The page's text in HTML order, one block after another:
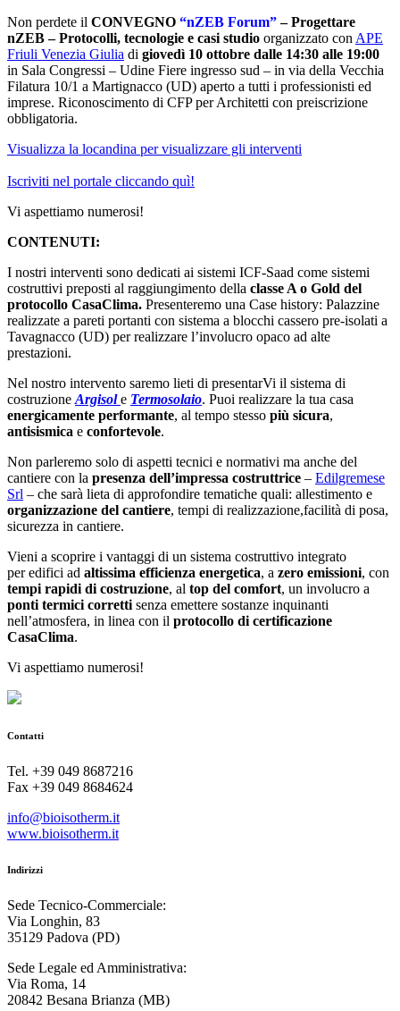
Non perdete il CONVEGNO “nZEB Forum”– Progettare
nZEB – Protocolli, tecnologie e casi studio organizzato con APE
Friuli Venezia Giulia di giovedì 10 ottobre dalle 14:30 alle 19:00
in Sala Congressi – Udine Fiere ingresso sud – in via della Vecchia
Filatura 10/1 a Martignacco (UD) aperto a tutti i professionisti ed
imprese. Riconoscimento di CFP per Architetti con preiscrizione
obbligatoria.
Visualizza la locandina per visualizzare gli interventi
Iscriviti nel portale cliccando quì!
Vi aspettiamo numerosi!
CONTENUTI:
I nostri interventi sono dedicati ai sistemi ICF-Saad come sistemi
costruttivi preposti al raggiungimento della classe A o Gold del
protocollo CasaClima. Presenteremo una Case history: Palazzine
realizzate a pareti portanti con sistema a blocchi cassero pre-isolati a
Tavagnacco (UD) per realizzare l’involucro opaco ad alte
prestazioni.
Nel nostro intervento saremo lieti di presentarVi il sistema di
costruzione Argisol e Termosolaio. Puoi realizzare la tua casa
energicamente performante, al tempo stesso più sicura,
antisismica e confortevole.
Non parleremo solo di aspetti tecnici e normativi ma anche del
cantiere con la presenza dell’impressa costruttrice – Edilgremese
Srl – che sarà lieta di approfondire tematiche quali: allestimento e
organizzazione del cantiere, tempi di realizzazione,facilità di posa,
sicurezza in cantiere.
Vieni a scoprire i vantaggi di un sistema costruttivo integrato
per edifici ad altissima efficienza energetica, a zero emissioni, con
tempi rapidi di costruzione, al top del comfort, un involucro a
ponti termici corretti senza emettere sostanze inquinanti
nell’atmosfera, in linea con il protocollo di certificazione
CasaClima.
Vi aspettiamo numerosi!
Contatti
Tel. +39 049 8687216
Fax +39 049 8684624
info@bioisotherm.it
www.bioisotherm.it
Indirizzi
Sede Tecnico-Commerciale:
Via Longhin, 83
35129 Padova (PD)
Sede Legale ed Amministrativa:
Via Roma, 14
20842 Besana Brianza (MB)